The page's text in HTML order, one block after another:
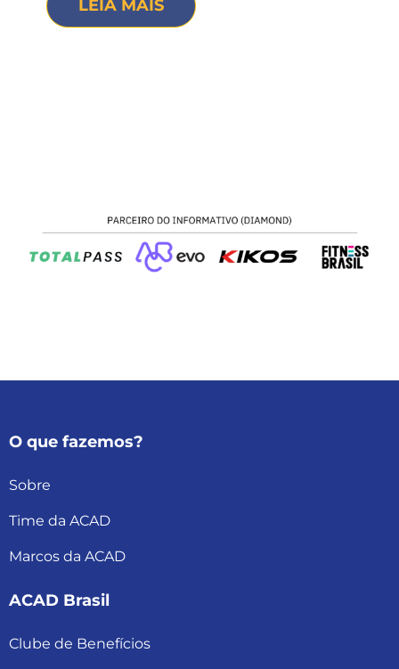
LEIA MAIS
O que fazemos?
Sobre
Time da ACAD
Marcos da ACAD
ACAD Brasil
Clube de Benefícios